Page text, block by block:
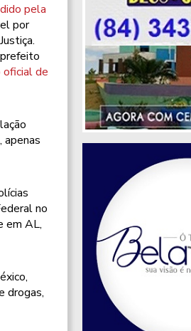
pela
por
de
apenas
no
em AL,
drogas,